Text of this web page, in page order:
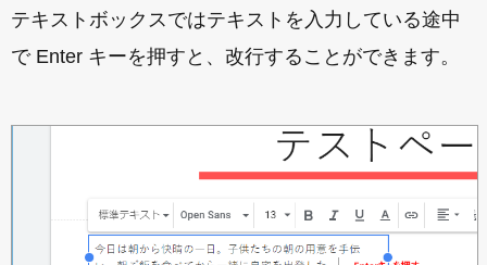
テキストボックスではテキストを入力している途中
で Enter キーを押すと、改行することができます。